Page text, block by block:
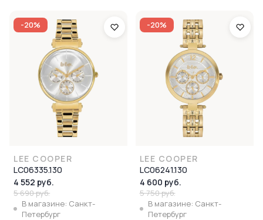
-20%
LEE COOPER
LC06335.130
4 552 руб.
5 690 руб.
В магазине: Санкт-
Петербург
-20%
LEE COOPER
LC06241.130
4 600 руб.
5 750 руб.
В магазине: Санкт-
Петербург